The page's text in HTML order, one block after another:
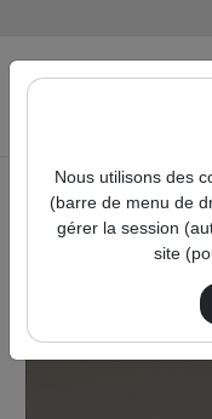
Accueil
Sciences,
La surexploitation
longue durée :
Les Pêcheurs De La
Nous utilisons des
(barre de menu de
gérer la session
site